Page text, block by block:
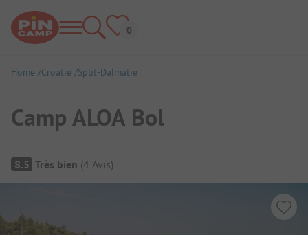
Home Croatie Split-Dalmatie
Camp ALOA Bol
Aperçu du camping
8.5 Très bien (4 Avis)